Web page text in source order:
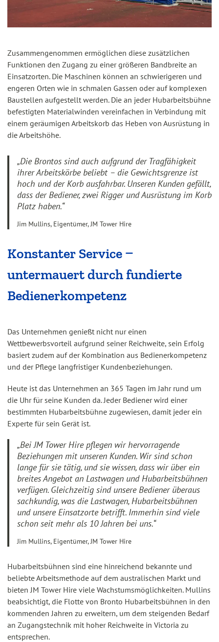
Zusammengenommen ermöglichen diese zusätzlichen
Funktionen den Zugang zu einer größeren Bandbreite an
Einsatzorten. Die Maschinen können an schwierigeren und
engeren Orten wie in schmalen Gassen oder auf komplexen
Baustellen aufgestellt werden. Die an jeder Hubarbeitsbühne
befestigten Materialwinden vereinfachen in Verbindung mit
einem geräumigen Arbeitskorb das Heben von Ausrüstung in
die Arbeitshöhe.
„Die Brontos sind auch aufgrund der Tragfähigkeit
ihrer Arbeitskörbe beliebt – die Gewichtsgrenze ist
hoch und der Korb ausfahrbar. Unseren Kunden gefällt,
dass der Bediener, zwei Rigger und Ausrüstung im Korb
Platz haben.“
Jim Mullins, Eigentümer, JM Tower Hire
Konstanter Service –
untermauert durch fundierte
Bedienerkompetenz
Das Unternehmen genießt nicht nur einen
Wettbewerbsvorteil aufgrund seiner Reichweite, sein Erfolg
basiert zudem auf der Kombination aus Bedienerkompetenz
und der Pflege langfristiger Kundenbeziehungen.
Heute ist das Unternehmen an 365 Tagen im Jahr rund um
die Uhr für seine Kunden da. Jeder Bediener wird einer
bestimmten Hubarbeitsbühne zugewiesen, damit jeder ein
Experte für sein Gerät ist.
„Bei JM Tower Hire pflegen wir hervorragende
Beziehungen mit unseren Kunden. Wir sind schon
lange für sie tätig, und sie wissen, dass wir über ein
breites Angebot an Lastwagen und Hubarbeitsbühnen
verfügen. Gleichzeitig sind unsere Bediener überaus
sachkundig, was die Lastwagen, Hubarbeitsbühnen
und unsere Einsatzorte betrifft. Immerhin sind viele
schon seit mehr als 10 Jahren bei uns.“
Jim Mullins, Eigentümer, JM Tower Hire
Hubarbeitsbühnen sind eine hinreichend bekannte und
beliebte Arbeitsmethode auf dem australischen Markt und
bieten JM Tower Hire viele Wachstumsmöglichkeiten. Mullins
beabsichtigt, die Flotte von Bronto Hubarbeitsbühnen in den
kommenden Jahren zu erweitern, um dem steigenden Bedarf
an Zugangstechnik mit hoher Reichweite in Victoria zu
entsprechen.